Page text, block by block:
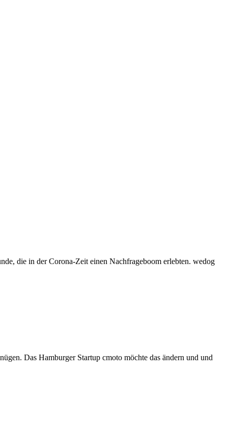
die in der Corona-Zeit einen Nachfrageboom erlebten. wedog
Das Hamburger Startup cmoto möchte das ändern und und